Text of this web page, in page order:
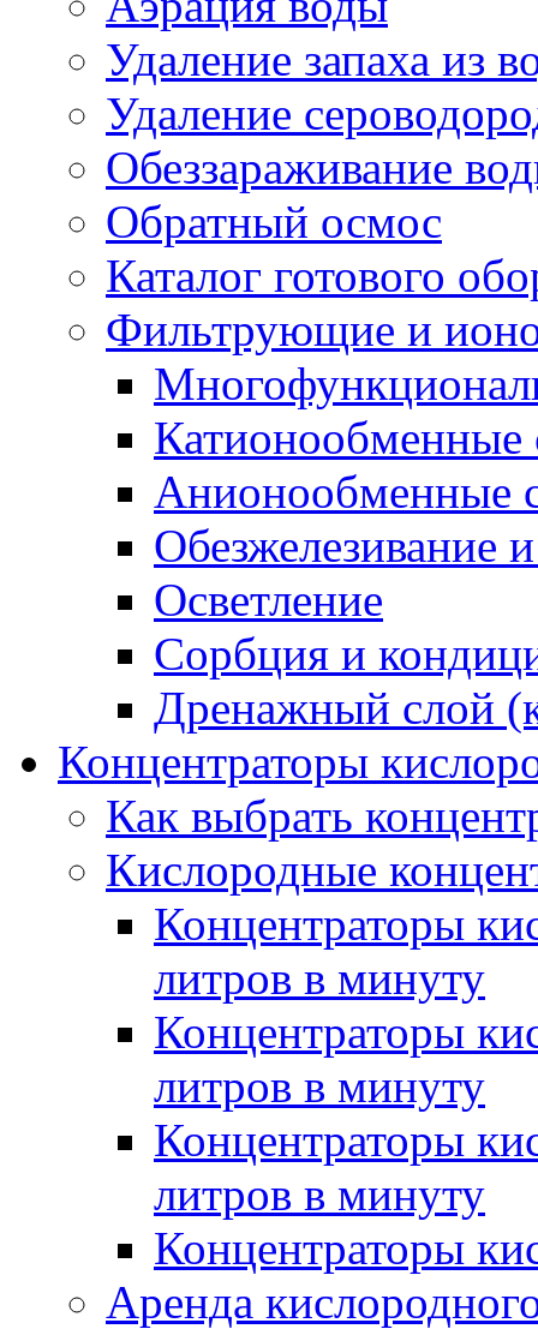
Удаление запаха из
Удаление
Обеззараживание
Обратный осмос
Каталог готового
Фильтрующие и
Анионообменные
Обезжелезивание
Осветление
Сорбция и
Дренажный слой
Концентраторы
Как выбрать
Кислородные
Концентраторы
литров в минуту
Концентраторы
литров в минуту
Концентраторы
литров в минуту
Концентраторы
Аренда